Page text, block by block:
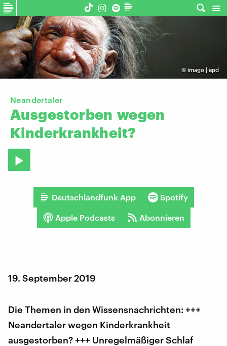
© imago | epd
Neandertaler
Ausgestorben wegen
Kinderkrankheit?
Deutschlandfunk App Spotify
Apple Podcasts Abonnieren
19. September 2019
Die Themen in den Wissensnachrichten: +++
Neandertaler wegen Kinderkrankheit
ausgestorben? +++ Unregelmäßiger Schlaf